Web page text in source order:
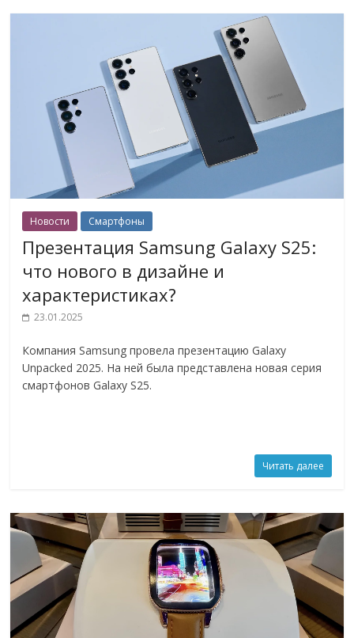
Новости Смартфоны
Презентация Samsung Galaxy S25:
что нового в дизайне и
характеристиках?
23.01.2025
Компания Samsung провела презентацию Galaxy
Unpacked 2025. На ней была представлена новая серия
смартфонов Galaxy S25.
Читать далее